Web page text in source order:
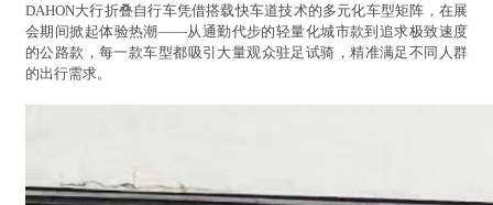
DAHON大行折叠自行车凭借搭载快车道技术的多元化车型矩阵，在展
会期间掀起体验热潮——从通勤代步的轻量化城市款到追求极致速度
的公路款，每一款车型都吸引大量观众驻足试骑，精准满足不同人群
的出行需求。